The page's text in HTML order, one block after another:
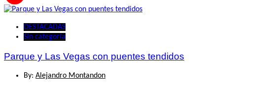
DESTACADAS
Sin categoría
Parque y Las Vegas con puentes tendidos
By: Alejandro Montandon